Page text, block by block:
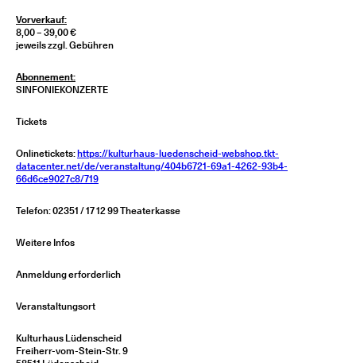
Vorverkauf:
8,00 – 39,00 €
jeweils zzgl. Gebühren
Abonnement:
SINFONIEKONZERTE
Tickets
Onlinetickets:https://kulturhaus-luedenscheid-webshop.tkt-
datacenter.net/de/veranstaltung/404b6721-69a1-4262-93b4-
66d6ce9027c8/719
Telefon: 02351 / 17 12 99 Theaterkasse
Weitere Infos
Anmeldung erforderlich
Veranstaltungsort
Kulturhaus Lüdenscheid
Freiherr-vom-Stein-Str. 9